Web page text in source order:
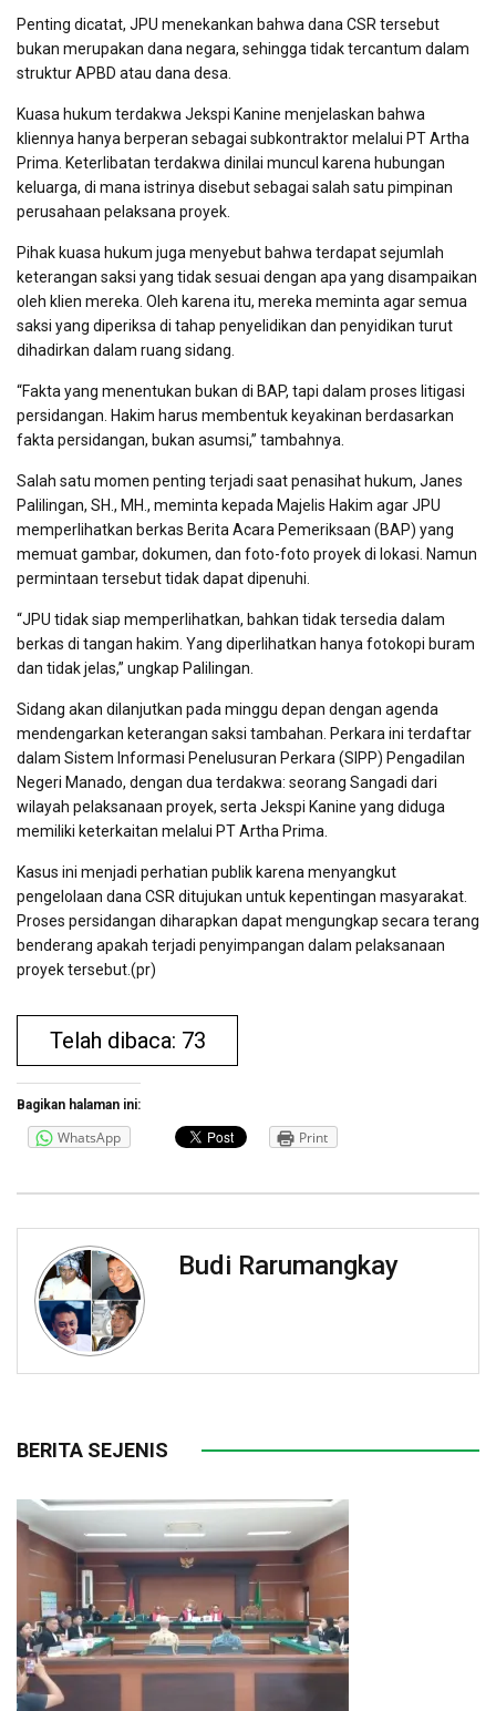
Penting dicatat, JPU menekankan bahwa dana CSR tersebut
bukan merupakan dana negara, sehingga tidak tercantum dalam
struktur APBD atau dana desa.
Kuasa hukum terdakwa Jekspi Kanine menjelaskan bahwa
kliennya hanya berperan sebagai subkontraktor melalui PT Artha
Prima. Keterlibatan terdakwa dinilai muncul karena hubungan
keluarga, di mana istrinya disebut sebagai salah satu pimpinan
perusahaan pelaksana proyek.
Pihak kuasa hukum juga menyebut bahwa terdapat sejumlah
keterangan saksi yang tidak sesuai dengan apa yang disampaikan
oleh klien mereka. Oleh karena itu, mereka meminta agar semua
saksi yang diperiksa di tahap penyelidikan dan penyidikan turut
dihadirkan dalam ruang sidang.
“Fakta yang menentukan bukan di BAP, tapi dalam proses litigasi
persidangan. Hakim harus membentuk keyakinan berdasarkan
fakta persidangan, bukan asumsi,” tambahnya.
Salah satu momen penting terjadi saat penasihat hukum, Janes
Palilingan, SH., MH., meminta kepada Majelis Hakim agar JPU
memperlihatkan berkas Berita Acara Pemeriksaan (BAP) yang
memuat gambar, dokumen, dan foto-foto proyek di lokasi. Namun
permintaan tersebut tidak dapat dipenuhi.
“JPU tidak siap memperlihatkan, bahkan tidak tersedia dalam
berkas di tangan hakim. Yang diperlihatkan hanya fotokopi buram
dan tidak jelas,” ungkap Palilingan.
Sidang akan dilanjutkan pada minggu depan dengan agenda
mendengarkan keterangan saksi tambahan. Perkara ini terdaftar
dalam Sistem Informasi Penelusuran Perkara (SIPP) Pengadilan
Negeri Manado, dengan dua terdakwa: seorang Sangadi dari
wilayah pelaksanaan proyek, serta Jekspi Kanine yang diduga
memiliki keterkaitan melalui PT Artha Prima.
Kasus ini menjadi perhatian publik karena menyangkut
pengelolaan dana CSR ditujukan untuk kepentingan masyarakat.
Proses persidangan diharapkan dapat mengungkap secara terang
benderang apakah terjadi penyimpangan dalam pelaksanaan
proyek tersebut.(pr)
Telah dibaca: 73
Bagikan halaman ini:
WhatsApp Print
Budi Rarumangkay
BERITA SEJENIS